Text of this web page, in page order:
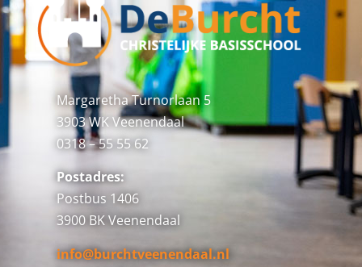
Margaretha Turnorlaan 5
3903 WK Veenendaal
0318 – 55 55 62
Postadres:
Postbus 1406
3900 BK Veenendaal
info@burchtveenendaal.nl